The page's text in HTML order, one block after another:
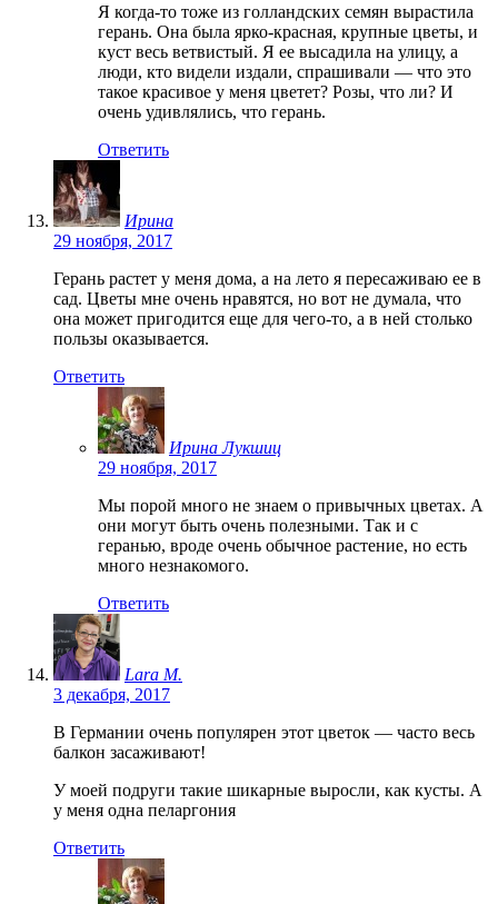
Я когда-то тоже из голландских семян вырастила
герань. Она была ярко-красная, крупные цветы, и
куст весь ветвистый. Я ее высадила на улицу, а
люди, кто видели издали, спрашивали — что это
такое красивое у меня цветет? Розы, что ли? И
очень удивлялись, что герань.
Ответить
Ирина
29 ноября, 2017
Герань растет у меня дома, а на лето я пересаживаю ее в
сад. Цветы мне очень нравятся, но вот не думала, что
она может пригодится еще для чего-то, а в ней столько
пользы оказывается.
Ответить
Ирина Лукшиц
29 ноября, 2017
Мы порой много не знаем о привычных цветах. А
они могут быть очень полезными. Так и с
геранью, вроде очень обычное растение, но есть
много незнакомого.
Ответить
Lara M.
3 декабря, 2017
В Германии очень популярен этот цветок — часто весь
балкон засаживают!
У моей подруги такие шикарные выросли, как кусты. А
у меня одна пеларгония
Ответить